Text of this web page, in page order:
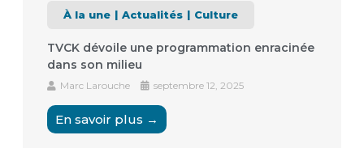
À la une Actualités Culture
TVCK dévoile une programmation enracinée
dans son milieu
Marc Larouche septembre 12, 2025
En savoir plus →